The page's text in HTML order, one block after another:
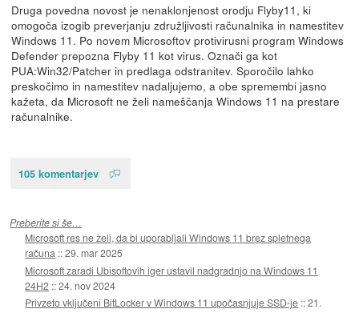
Druga povedna novost je nenaklonjenost orodju Flyby11, ki
omogoča izogib preverjanju združljivosti računalnika in namestitev
Windows 11. Po novem Microsoftov protivirusni program Windows
Defender prepozna Flyby 11 kot virus. Označi ga kot
PUA:Win32/Patcher in predlaga odstranitev. Sporočilo lahko
preskočimo in namestitev nadaljujemo, a obe spremembi jasno
kažeta, da Microsoft ne želi nameščanja Windows 11 na prestare
računalnike.
105 komentarjev
Preberite si še…
Microsoft res ne želi, da bi uporabljali Windows 11 brez spletnega
računa ::29. mar 2025
Microsoft zaradi Ubisoftovih iger ustavil nadgradnjo na Windows 11
24H2 ::24. nov 2024
Privzeto vključeni BitLocker v Windows 11 upočasnjuje SSD-je ::21.